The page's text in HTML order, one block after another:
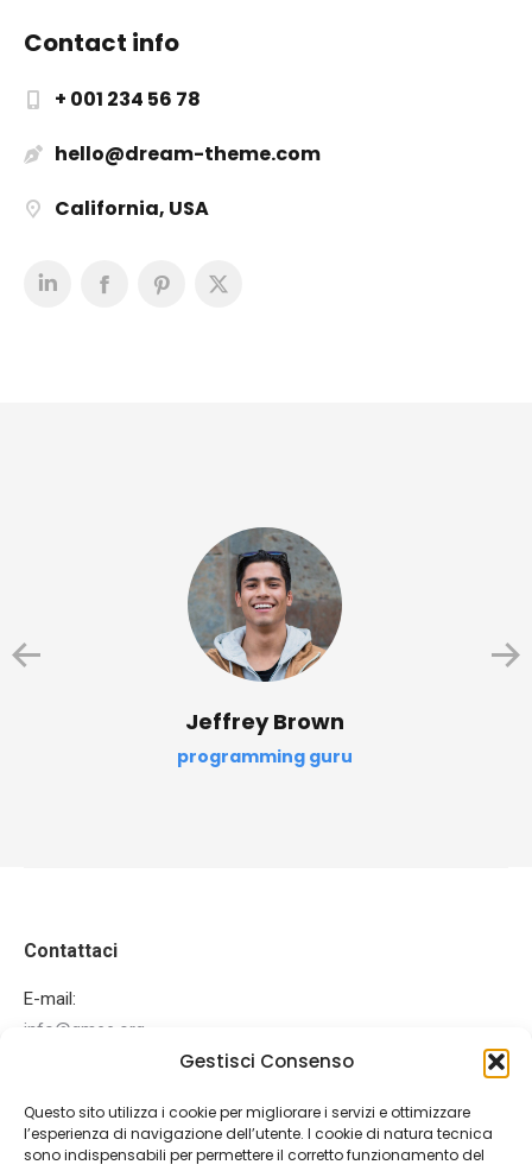
Gestisci Consenso
Questo sito utilizza i cookie per migliorare i servizi e ottimizzare
l’esperienza di navigazione dell’utente. I cookie di natura tecnica
sono indispensabili per permettere il corretto funzionamento del
Contact info
+ 001 234 56 78
hello@dream-theme.com
California, USA
Jeffrey Brown
programming guru
Contattaci
E-mail:
info@gmee.org
page
opens
page
opens
Ultime News